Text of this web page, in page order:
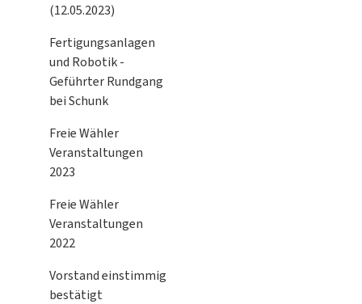
(12.05.2023)
Fertigungsanlagen
und Robotik -
Geführter Rundgang
bei Schunk
Freie Wähler
Veranstaltungen
2023
Freie Wähler
Veranstaltungen
2022
Vorstand einstimmig
bestätigt